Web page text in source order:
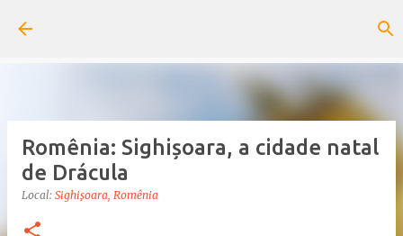
Romênia: Sighișoara, a cidade natal
de Drácula
Local: Sighişoara, Romênia